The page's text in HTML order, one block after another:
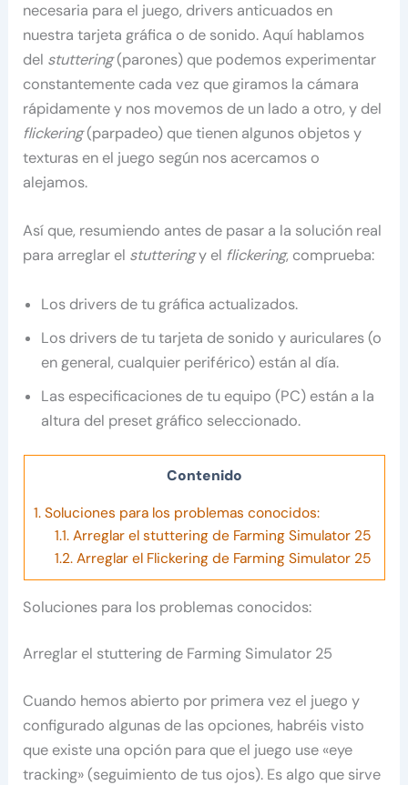
necesaria para el juego, drivers anticuados en
nuestra tarjeta gráfica o de sonido. Aquí hablamos
del stuttering(parones) que podemos experimentar
constantemente cada vez que giramos la cámara
rápidamente y nos movemos de un lado a otro, y del
flickering(parpadeo) que tienen algunos objetos y
texturas en el juego según nos acercamos o
alejamos.
Así que, resumiendo antes de pasar a la solución real
para arreglar el stutteringy el flickering, comprueba:
Los drivers de tu gráfica actualizados.
Los drivers de tu tarjeta de sonido y auriculares (o
en general, cualquier periférico) están al día.
Las especificaciones de tu equipo (PC) están a la
altura del preset gráfico seleccionado.
Contenido
1.Soluciones para los problemas conocidos:
1.1.Arreglar el stuttering de Farming Simulator 25
1.2.Arreglar el Flickering de Farming Simulator 25
Soluciones para los problemas conocidos:
Arreglar el stuttering de Farming Simulator 25
Cuando hemos abierto por primera vez el juego y
configurado algunas de las opciones, habréis visto
que existe una opción para que el juego use «eye
tracking» (seguimiento de tus ojos). Es algo que sirve